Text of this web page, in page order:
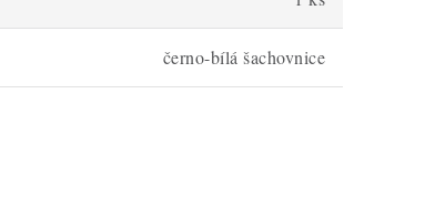
černo-bílá šachovnice